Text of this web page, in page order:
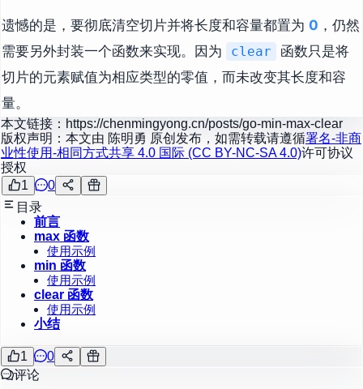
遗憾的是，要彻底清空切片并将长度和容量都置为 0 ，仍然
需要另外封装一个函数来实现。因为
clear
函数只是将
切片的元素赋值为相应类型的零值，而未改变其长度和容
量。
本文链接： https://chenmingyong.cn/posts/go-min-max-clear
版权声明：本文由 陈明勇 原创发布，如需转载请遵循署名-非商
业性使用-相同方式共享 4.0 国际 (CC BY-NC-SA 4.0)许可协议
授权
1
0
目录
前言
max 函数
使用示例
min 函数
使用示例
clear 函数
使用示例
小结
1
0
评论